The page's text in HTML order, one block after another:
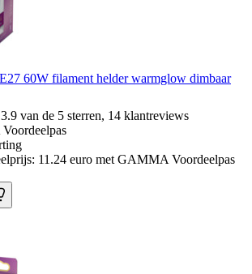
60W filament helder warmglow dimbaar
van de 5 sterren, 14 klantreviews
11.24 euro met GAMMA Voordeelpas